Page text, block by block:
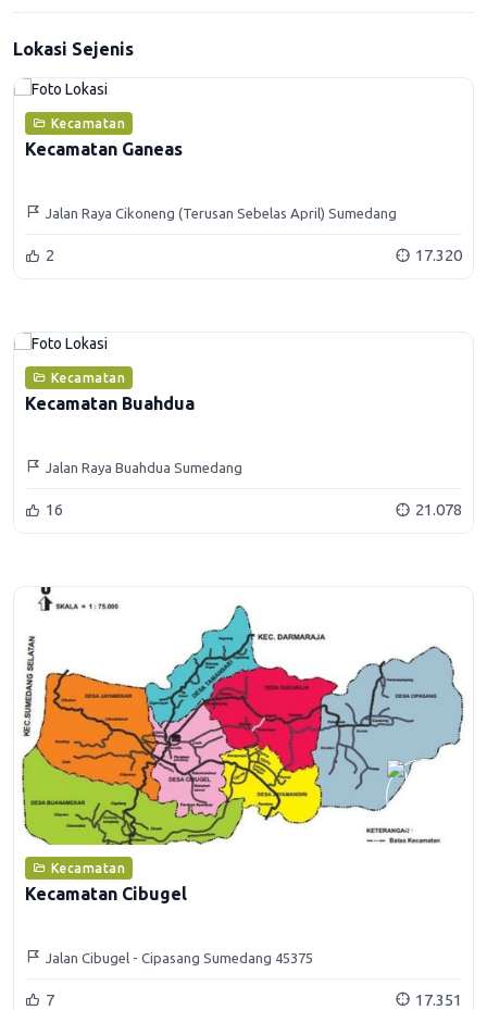
Lokasi Sejenis
Kecamatan
Kecamatan Ganeas
Jalan Raya Cikoneng (Terusan Sebelas April) Sumedang
2 17.320
Kecamatan
Kecamatan Buahdua
Jalan Raya Buahdua Sumedang
16 21.078
Kecamatan
Kecamatan Cibugel
Jalan Cibugel - Cipasang Sumedang 45375
7 17.351